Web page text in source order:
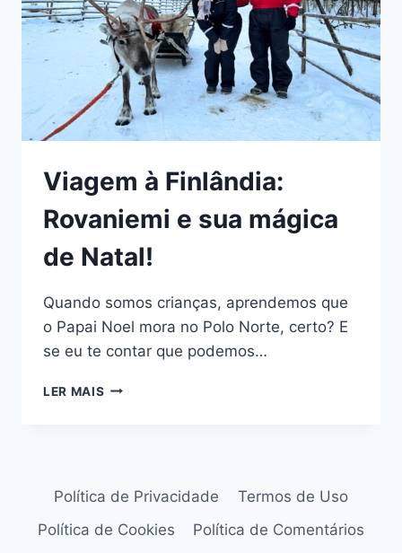
Viagem à Finlândia:
Rovaniemi e sua mágica
de Natal!
Quando somos crianças, aprendemos que
o Papai Noel mora no Polo Norte, certo? E
se eu te contar que podemos…
LER MAIS VIAGEM
MÁGICA
NATAL!
Política de Privacidade
Termos de Uso
Política de Cookies
Política de Comentários